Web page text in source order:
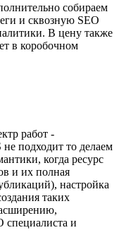
собираем
и сквозную SEO
В цену также
в коробочном
работ -
подходит то делаем
когда ресурс
и их полная
настройка
таких
специалиста и